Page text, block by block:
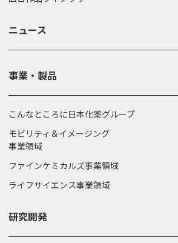
ニュース
事業・製品
こんなところに日本化薬グループ
モビリティ＆イメージング
事業領域
ファインケミカルズ事業領域
ライフサイエンス事業領域
研究開発